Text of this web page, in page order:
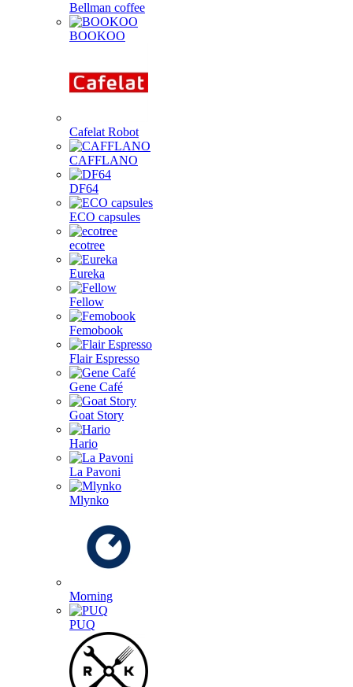
Bellman coffee
BOOKOO
Cafelat Robot
CAFFLANO
DF64
ECO capsules
ecotree
Eureka
Fellow
Femobook
Flair Espresso
Gene Café
Goat Story
Hario
La Pavoni
Mlynko
Morning
PUQ